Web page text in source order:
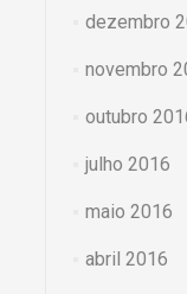
dezembro
novembro
outubro
julho 2016
maio 2016
abril 2016